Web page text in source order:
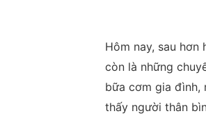
Hôm nay, sau hơn
còn là những
bữa cơm gia đình,
thấy người thân